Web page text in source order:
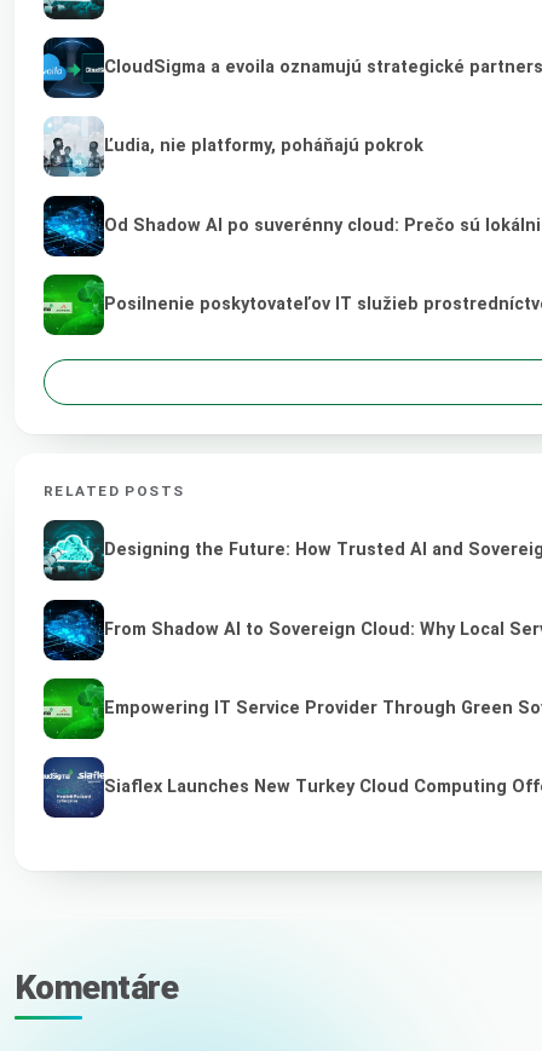
CloudSigma a evoila oznamujú strategické
Ľudia, nie platformy, poháňajú pokrok
Od Shadow AI po suverénny cloud: Prečo sú
Posilnenie poskytovateľov IT služieb
RELATED POSTS
Designing the Future: How Trusted AI and
From Shadow AI to Sovereign Cloud: Why Local
Empowering IT Service Provider Through Green
Siaflex Launches New Turkey Cloud Computing
Komentáre